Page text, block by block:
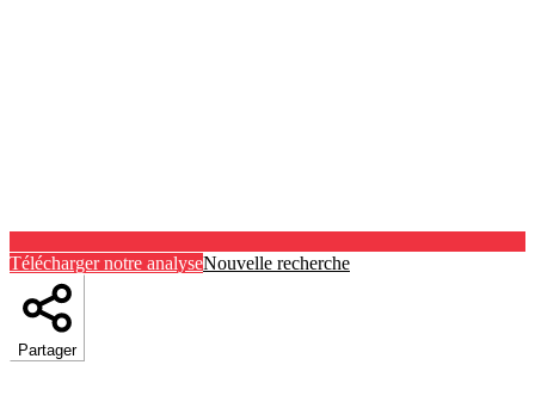
Télécharger notre analyseNouvelle recherche
Partager